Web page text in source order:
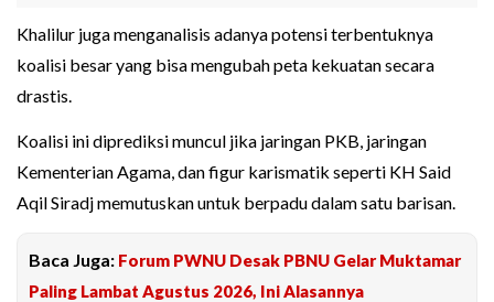
Khalilur juga menganalisis adanya potensi terbentuknya
koalisi besar yang bisa mengubah peta kekuatan secara
drastis.
Koalisi ini diprediksi muncul jika jaringan PKB, jaringan
Kementerian Agama, dan figur karismatik seperti KH Said
Aqil Siradj memutuskan untuk berpadu dalam satu barisan.
Baca Juga: Forum PWNU Desak PBNU Gelar Muktamar
Paling Lambat Agustus 2026, Ini Alasannya